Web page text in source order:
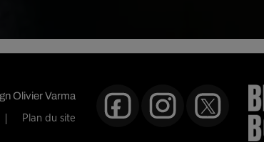
Olivier Varma
Plan du site